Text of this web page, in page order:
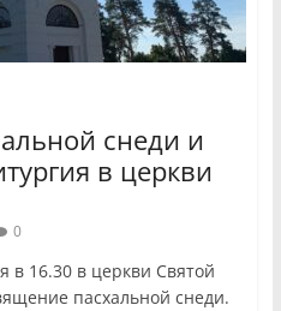
снеди и
в церкви
0
в 16.30 в церкви Святой
пасхальной снеди.